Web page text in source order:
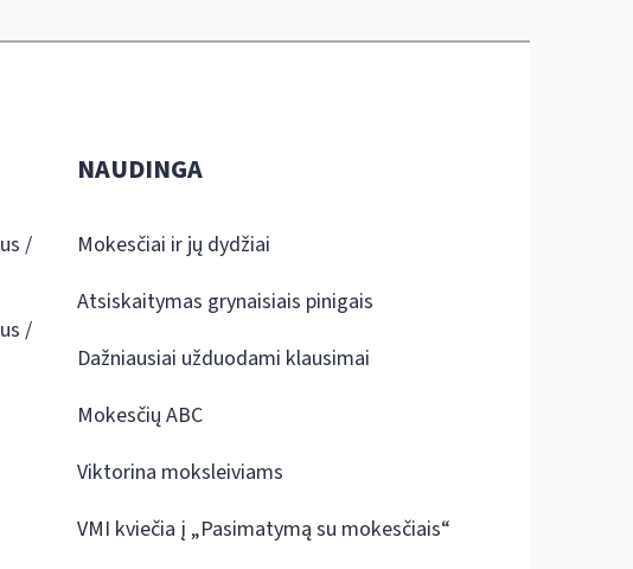
/
/
NAUDINGA
Mokesčiai ir jų dydžiai
Atsiskaitymas grynaisiais pinigais
Dažniausiai užduodami klausimai
Mokesčių ABC
Viktorina moksleiviams
VMI kviečia į „Pasimatymą su mokesčiais“